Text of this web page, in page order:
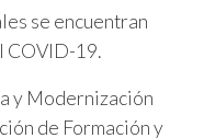
se encuentran
COVID-19.
y Modernización
de Formación y